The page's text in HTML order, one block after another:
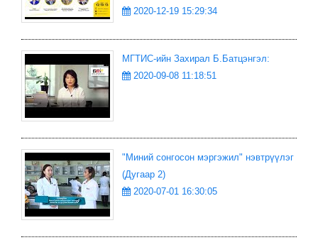
2020-12-19 15:29:34
МГТИС-ийн Захирал Б.Батцэнгэл:
2020-09-08 11:18:51
"Миний сонгосон мэргэжил" нэвтрүүлэг
(Дугаар 2)
2020-07-01 16:30:05